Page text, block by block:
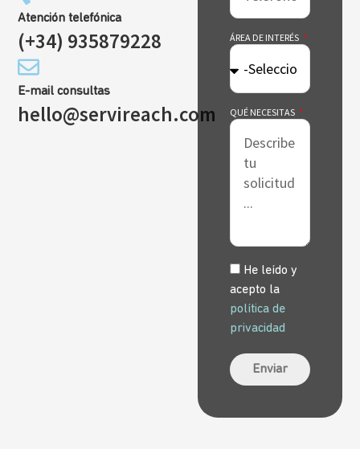
Atención telefónica
(+34) 935879228
E-mail consultas
hello@servireach.com
ÁREA DE INTERÉS
QUÉ NECESITAS
He leído y
acepto la
política de
privacidad
Enviar